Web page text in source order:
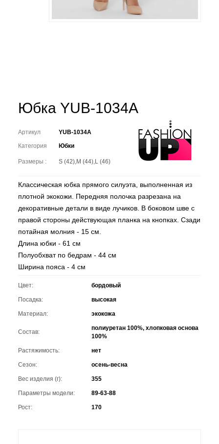
Юбка YUB-1034A
Артикул
YUB-1034A
Категория
Юбки
Размеры : S (42),M (44),L (46)
Классическая юбка прямого силуэта, выполненная из
плотной экокожи. Передняя полочка разрезана на
декоративные детали в виде лучиков. В боковом шве с
правой стороны действующая планка на кнопках. Сзади
потайная молния - 15 см.
Длина юбки - 61 см
Полуобхват по бедрам - 44 см
Ширина пояса - 4 см
Цвет: бордовый
Посадка: высокая
Материал: экокожа
Состав:
полиуретан 100%, хлопковая основа
100%
Растяжимость: нет
Сезон: осень-весна
Вес изделия (г): 355
Параметры модели: 89-63-88
Рост: 170